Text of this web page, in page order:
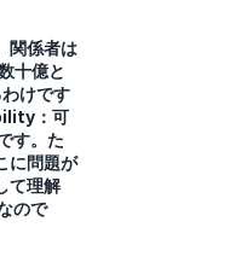
関係者は
十億と
けです
：可
す。た
に問題が
て理解
ので